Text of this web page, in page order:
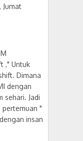
Jumat
," Untuk
Dimana
dengan
sehari. Jadi
"
insan